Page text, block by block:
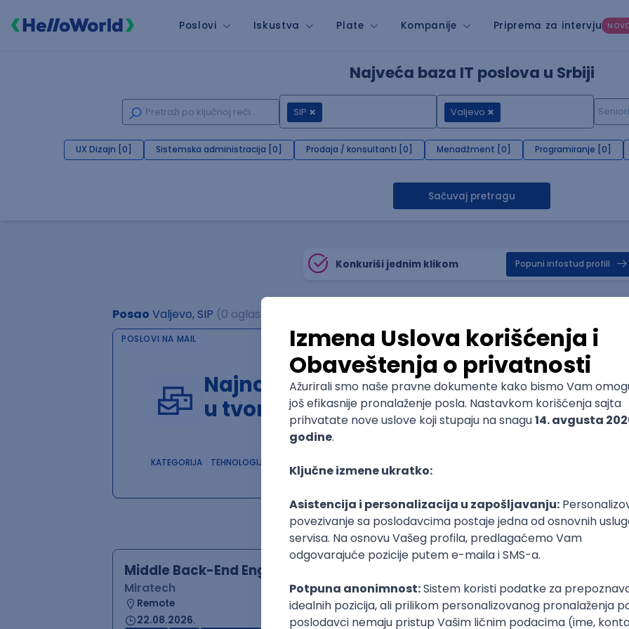
Poslovi Iskustva Plate Kompanije Priprema za intervju
Najveća baza IT poslova u Srbiji
SIP Valjevo
UX Dizajn [0] Sistemska administracija [0] Prodaja / konsultanti [0] Menadžment [0] Programiranje [0]
Sačuvaj pretragu
Konkuriši jednim klikom Popuni infostud profill
Posao Valjevo, SIP (0 oglasa)
POSLOVI NA MAIL
Najnoviji poslovi svakog dana
u tvom inboxu
KATEGORIJA TEHNOLOGIJA
Trenutno nema oglasa po traženim kriterijumima
Pogledaj slične oglase ili izmeni kriterijume pretrage
OGLASI PO KRITERIJUMU SIP
Middle Back-End Engineer (Node.js)
Miratech
Remote
22.08.2026.